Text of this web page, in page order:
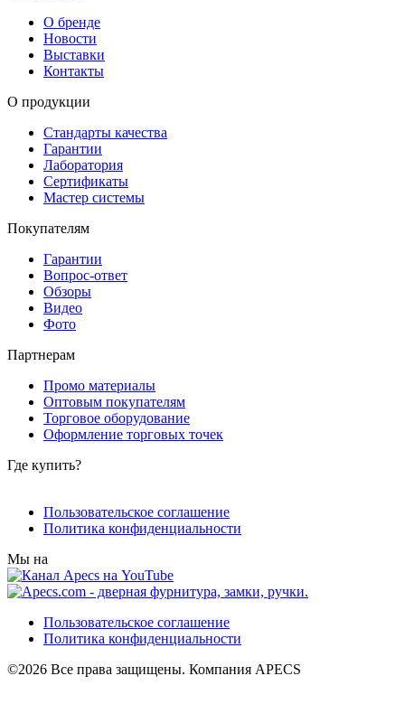
О бренде
Новости
Выставки
Контакты
О продукции
Стандарты качества
Гарантии
Лаборатория
Сертификаты
Мастер системы
Покупателям
Гарантии
Вопрос-ответ
Обзоры
Видео
Фото
Партнерам
Промо материалы
Оптовым покупателям
Торговое оборудование
Оформление торговых точек
Где купить?
Пользовательское соглашение
Политика конфиденциальности
Мы на
Пользовательское соглашение
Политика конфиденциальности
©2026 Все права защищены. Компания APECS